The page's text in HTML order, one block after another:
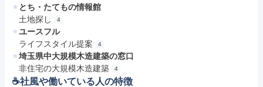
とち・たてもの情報館
土地探し
4
ユースフル
ライフスタイル提案
4
埼玉県中大規模木造建築の窓口
非住宅の大規模木造建築
4
☕️社風や働いている人の特徴